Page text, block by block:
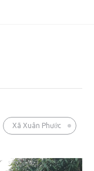
Xã Xuân Phước